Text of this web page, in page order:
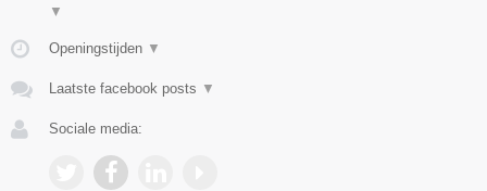
▼
Openingstijden ▼
Laatste facebook posts ▼
Sociale media: